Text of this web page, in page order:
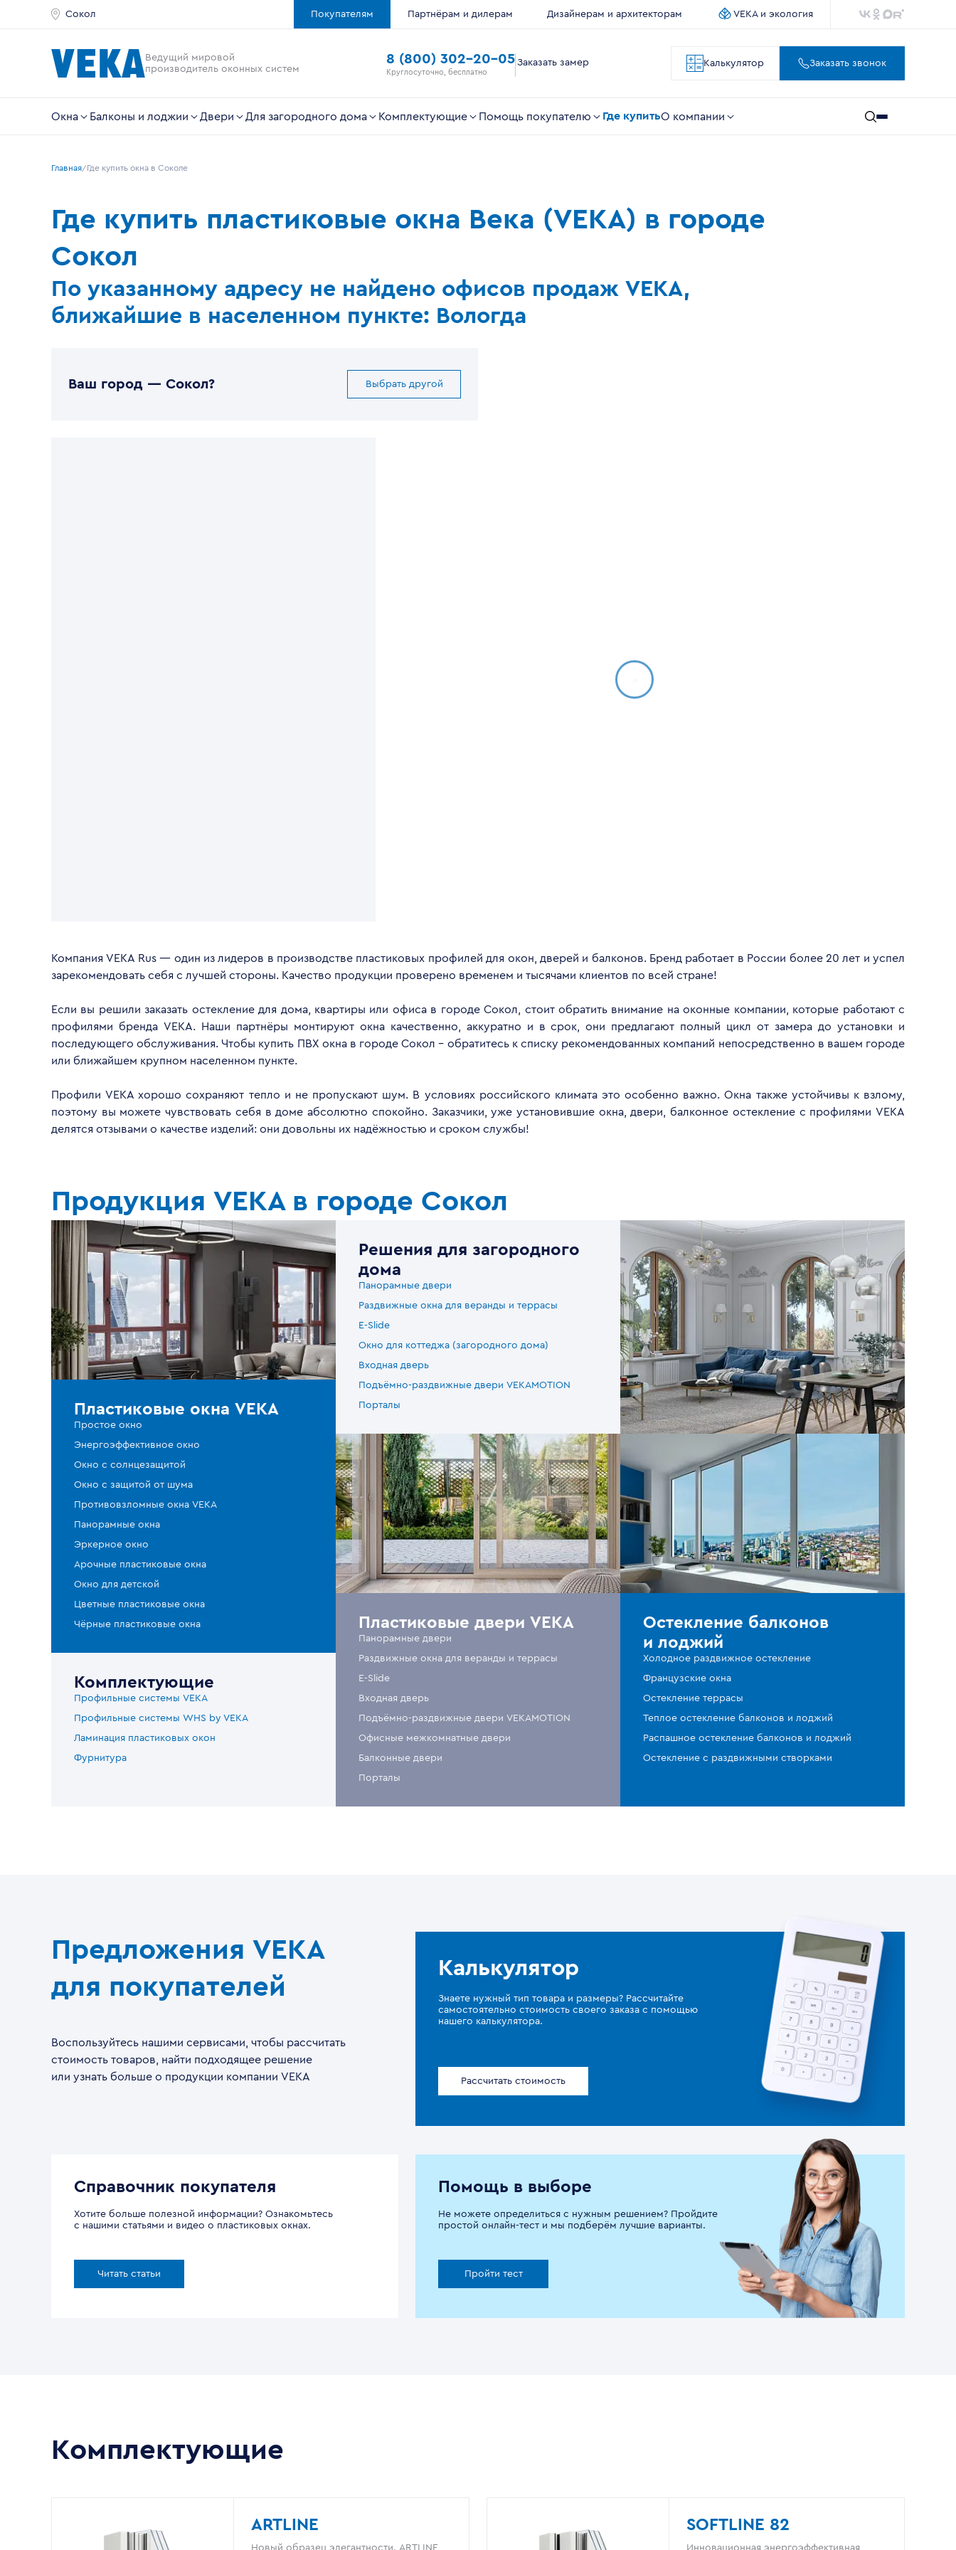
Сокол Покупателям Партнёрам и дилерам Дизайнерам и архитекторам VEKA и экология
Ведущий мировой
производитель оконных систем
8 (800) 302-20-05
Круглосуточно, бесплатно
Заказать замер Калькулятор Заказать звонок
Окна Балконы и лоджии Двери Для загородного дома Комплектующие Помощь покупателю Где купитьО компании
Главная Где купить окна в Соколе
Где купить пластиковые окна Века (VEKA) в городе
Сокол
По указанному адресу не найдено офисов продаж VEKA,
ближайшие в населенном пункте: Вологда
Ваш город — Сокол? Выбрать другой
Компания VEKA Rus — один из лидеров в производстве пластиковых профилей для окон, дверей и балконов. Бренд работает в России более 20 лет и успел
зарекомендовать себя с лучшей стороны. Качество продукции проверено временем и тысячами клиентов по всей стране!
Если вы решили заказать остекление для дома, квартиры или офиса в городе Сокол, стоит обратить внимание на оконные компании, которые работают с
профилями бренда VEKA. Наши партнёры монтируют окна качественно, аккуратно и в срок, они предлагают полный цикл от замера до установки и
последующего обслуживания. Чтобы купить ПВХ окна в городе Сокол - обратитесь к списку рекомендованных компаний непосредственно в вашем городе
или ближайшем крупном населенном пункте.
Профили VEKA хорошо сохраняют тепло и не пропускают шум. В условиях российского климата это особенно важно. Окна также устойчивы к взлому,
поэтому вы можете чувствовать себя в доме абсолютно спокойно. Заказчики, уже установившие окна, двери, балконное остекление с профилями VEKA
делятся отзывами о качестве изделий: они довольны их надёжностью и сроком службы!
Продукция VEKA в городе Сокол
Пластиковые окна VEKA
Простое окно
Энергоэффективное окно
Окно с солнцезащитой
Окно с защитой от шума
Противовзломные окна VEKA
Панорамные окна
Эркерное окно
Арочные пластиковые окна
Окно для детской
Цветные пластиковые окна
Чёрные пластиковые окна
Комплектующие
Профильные системы VEKA
Профильные системы WHS by VEKA
Ламинация пластиковых окон
Фурнитура
Решения для загородного
дома
Панорамные двери
Раздвижные окна для веранды и террасы
E-Slide
Окно для коттеджа (загородного дома)
Входная дверь
Подъёмно-раздвижные двери VEKAMOTION
Порталы
Пластиковые двери VEKA
Панорамные двери
Раздвижные окна для веранды и террасы
E-Slide
Входная дверь
Подъёмно-раздвижные двери VEKAMOTION
Офисные межкомнатные двери
Балконные двери
Порталы
Остекление балконов
и лоджий
Холодное раздвижное остекление
Французские окна
Остекление террасы
Теплое остекление балконов и лоджий
Распашное остекление балконов и лоджий
Остекление с раздвижными створками
Предложения VEKA
для покупателей
Воспользуйтесь нашими сервисами, чтобы рассчитать
стоимость товаров, найти подходящее решение
или узнать больше о продукции компании VEKA
Калькулятор
Знаете нужный тип товара и размеры? Рассчитайте
самостоятельно стоимость своего заказа с помощью
нашего калькулятора.
Рассчитать стоимость
Справочник покупателя
Хотите больше полезной информации? Ознакомьтесь
с нашими статьями и видео о пластиковых окнах.
Читать статьи
Помощь в выборе
Не можете определиться с нужным решением? Пройдите
простой онлайн-тест и мы подберём лучшие варианты.
Пройти тест
Комплектующие
ARTLINE
Новый образец элегантности. ARTLINE
SOFTLINE 82
Инновационная энергоэффективная